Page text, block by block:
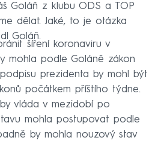
Goláň z klubu ODS a TOP
dělat. Jaké, to je otázka
Goláň.
šíření koronaviru v
mohla podle Goláně zákon
prezidenta by mohl být
počátkem příštího týdne.
vláda v mezidobí po
mohla postupovat podle
by mohla nouzový stav